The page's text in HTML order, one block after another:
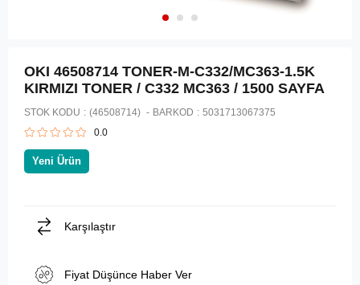
OKI 46508714 TONER-M-C332/MC363-1.5K
KIRMIZI TONER / C332 MC363 / 1500 SAYFA
STOK KODU (46508714) BARKOD : 5031713067375
0.0
Yeni Ürün
Karşılaştır
Fiyat Düşünce Haber Ver